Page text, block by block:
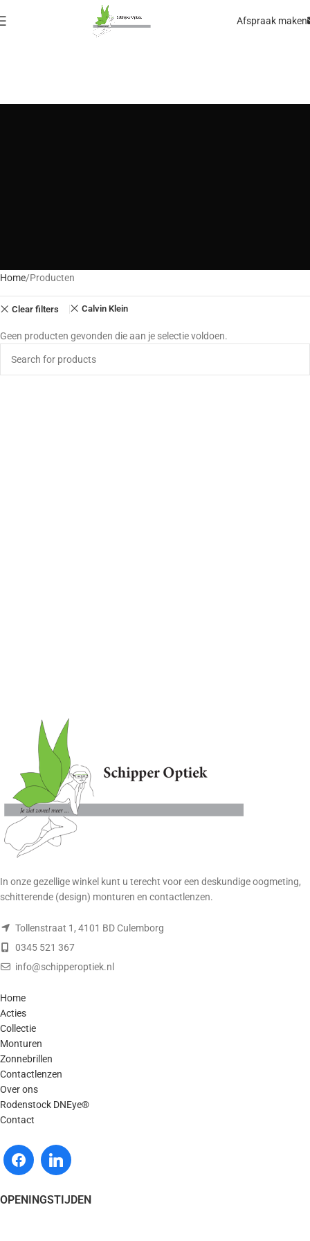
Afspraak maken
Home Producten
Clear filters Calvin Klein
Geen producten gevonden die aan je selectie voldoen.
In onze gezellige winkel kunt u terecht voor een deskundige oogmeting,
schitterende (design) monturen en contactlenzen.
Tollenstraat 1, 4101 BD Culemborg
0345 521 367
info@schipperoptiek.nl
Home
Acties
Collectie
Monturen
Zonnebrillen
Contactlenzen
Over ons
Rodenstock DNEye®
Contact
OPENINGSTIJDEN